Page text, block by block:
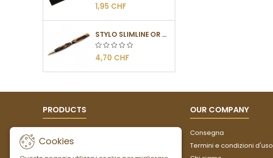
1,95 CHF
STYLO SLIMLINE OR - BARRETTE PLATE
4,70 CHF
PRODUCTS
Nuovi prodotti
OUR COMPANY
Consegna
Termini e condizioni d'uso
Cookies